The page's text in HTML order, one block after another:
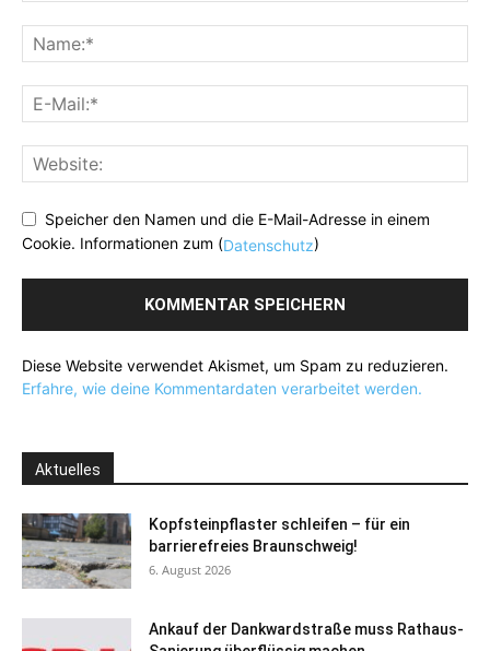
Speicher den Namen und die E-Mail-Adresse in einem
Cookie. Informationen zum (Datenschutz)
Diese Website verwendet Akismet, um Spam zu reduzieren.
Erfahre, wie deine Kommentardaten verarbeitet werden.
Aktuelles
Kopfsteinpflaster schleifen – für ein
barrierefreies Braunschweig!
6. August 2026
Ankauf der Dankwardstraße muss Rathaus-